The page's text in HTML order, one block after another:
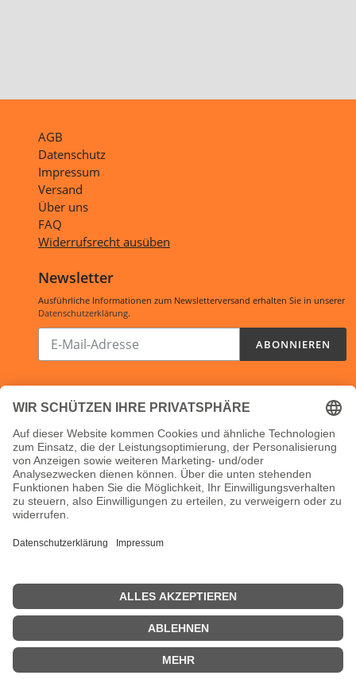
AGB
Datenschutz
Impressum
Versand
Über uns
FAQ
Widerrufsrecht ausüben
Newsletter
Ausführliche Informationen zum Newsletterversand erhalten Sie in unserer
Datenschutzerklärung.
Abonnieren
unsere
ABONNIEREN
Öffnungszeiten:
Shop:24/7
Ladenlokal:
Mo, Di und Do: 10-16 Uhr
Fr: 10-14 Uhr
Mi: geschlossen
Bürozeiten:
Fr: 9-15 Uhr